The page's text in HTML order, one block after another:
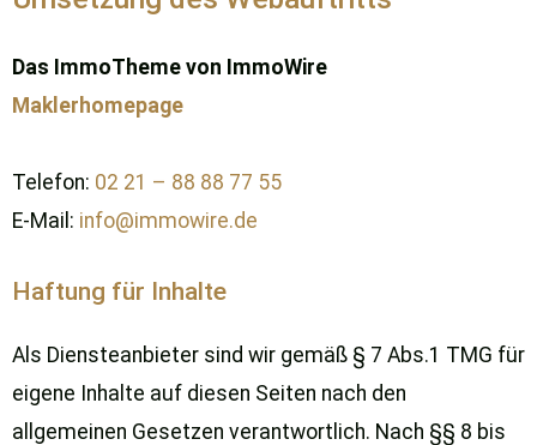
Das ImmoTheme von ImmoWire
Maklerhomepage
Telefon: 02 21 – 88 88 77 55
E-Mail: info@immowire.de
Haftung für Inhalte
Als Diensteanbieter sind wir gemäß § 7 Abs.1 TMG für
eigene Inhalte auf diesen Seiten nach den
allgemeinen Gesetzen verantwortlich. Nach §§ 8 bis